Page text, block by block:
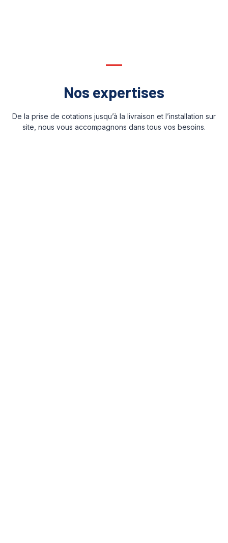
Nos expertises
De la prise de cotations jusqu’à la livraison et l’installation sur
site, nous vous accompagnons dans tous vos besoins.